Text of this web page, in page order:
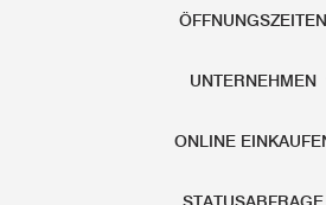
ÖFFNUNGSZEITEN
UNTERNEHMEN
ONLINE